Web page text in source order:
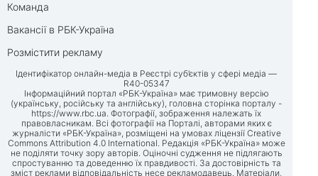
Команда
Вакансії в РБК-Україна
Розмістити рекламу
Ідентифікатор онлайн-медіа в Реєстрі суб’єктів у сфері медіа —
R40-05347
Інформаційний портал «РБК-Україна» має тримовну версію
(українську, російську та англійську), головна сторінка порталу -
https://www.rbc.ua. Фотографії, зображення належать їх
правовласникам. Всі фотографії на Порталі, авторами яких є
журналісти «РБК-Україна», розміщені на умовах ліцензії Creative
Commons Attribution 4.0 International. Редакція «РБК-Україна» може
не поділяти точку зору авторів. Оціночні судження не підлягають
спростуванню та доведенню їх правдивості. За достовірність та
зміст реклами відповідальність несе рекламодавець. Матеріали,